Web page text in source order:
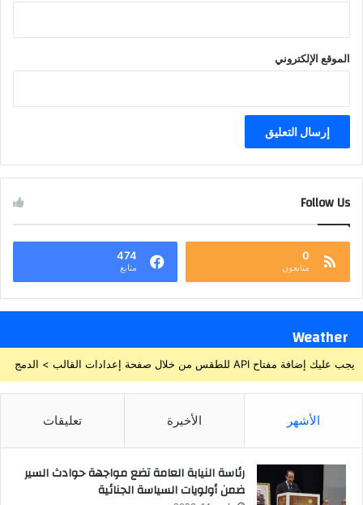
الموقع الإلكتروني
Follow Us
0
متابعون
474
متابع
Weather
يجب عليك إضافة مفتاح API للطقس من خلال صفحة إعدادات القالب > الدمج
الأشهر الأخيرة تعليقات
رئاسة النيابة العامة تضع مواجهة حوادث السير
ضمن أولويات السياسة الجنائية